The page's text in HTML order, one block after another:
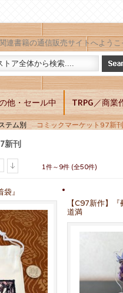
連書籍の通信販売サイトへようこ
他・セール中 TRPG／商業
テム別 コミックマーケット97新刊
新刊
1件～9件 (全50件)
』
【C97新作】
道満